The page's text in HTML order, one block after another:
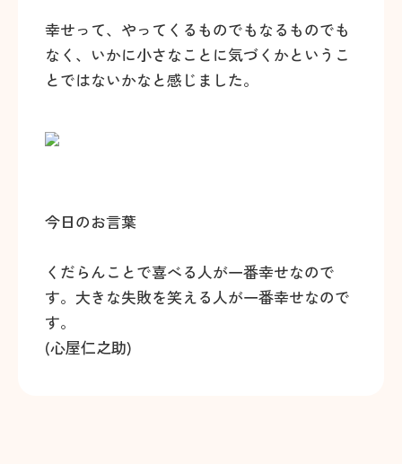
幸せって、やってくるものでもなるものでも
なく、いかに小さなことに気づくかというこ
とではないかなと感じました。
今日のお言葉
くだらんことで喜べる人が一番幸せなので
す。大きな失敗を笑える人が一番幸せなので
す。
(心屋仁之助)